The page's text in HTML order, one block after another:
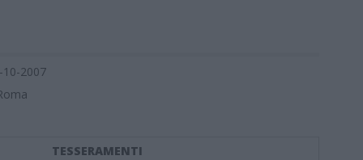
10-2007
TESSERAMENTI